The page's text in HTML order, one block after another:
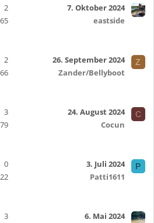
2
7. Oktober 2024
eastside
2
26. September 2024
Zander/Bellyboot
Z
3
24. August 2024
Cocun
C
0
3. Juli 2024
Patti1611
P
3
6. Mai 2024